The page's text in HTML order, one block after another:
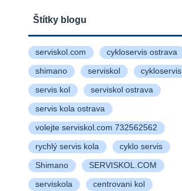
Štítky blogu
serviskol.com cykloservis ostrava
shimano serviskol cykloservis
servis kol serviskol ostrava
servis kola ostrava
volejte serviskol.com 732562562
rychlý servis kola cyklo servis
Shimano SERVISKOL.COM
serviskola centrovani kol